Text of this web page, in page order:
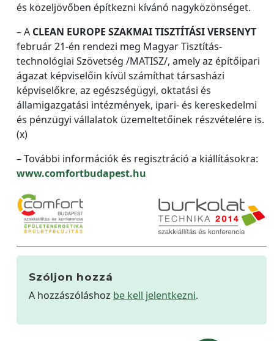
és közeljövőben építkezni kívánó nagyközönséget.
– A CLEAN EUROPE SZAKMAI TISZTÍTÁSI VERSENYT
február 21-én rendezi meg Magyar Tisztítás-
technológiai Szövetség /MATISZ/, amely az építőipari
ágazat képviselőin kívül számíthat társasházi
képviselőkre, az egészségügyi, oktatási és
államigazgatási intézmények, ipari- és kereskedelmi
és pénzügyi vállalatok üzemeltetőinek részvételére is.
(x)
– További információk és regisztráció a kiállításokra:
www.comfortbudapest.hu
Szóljon hozzá
A hozzászóláshoz be kell jelentkezni.